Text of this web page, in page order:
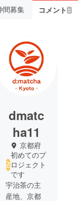
間募集 コメント 2
dmatc
ha11
京都府
初めてのプ
ロジェクト
です
宇治茶の主
産地、京都